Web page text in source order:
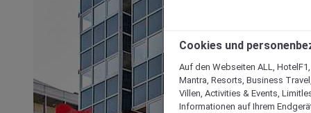
Cookies und
Auf den Webseiten ALL,
Mantra, Resorts, Business
Villen, Activities & Events,
Informationen auf Ihrem